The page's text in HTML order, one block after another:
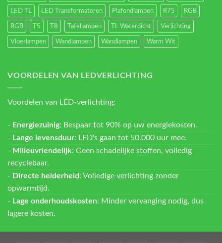
LED TL LED Transformatoren Plafondlampen R7S RGB
RGB T5 T8 Tafellampen TL Waterdicht Verlichting
Vloerlampen Wandlampen Wandlampen Warm Wit
VOORDELEN VAN LEDVERLICHTING
Voordelen van LED-verlichting:
- Energiezuinig: Bespaar tot 90% op uw energiekosten.
- Lange levensduur: LED's gaan tot 50.000 uur mee.
- Milieuvriendelijk: Geen schadelijke stoffen, volledig
recyclebaar.
- Directe helderheid : Volledige verlichting zonder
opwarmtijd.
- Lage onderhoudskosten: Minder vervanging nodig, dus
lagere kosten.